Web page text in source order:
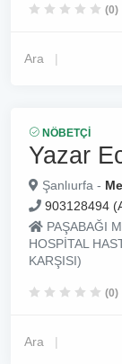
(0)
Ara
NÖBETÇI
Yazar
Şanlıurfa -
903128494
PAŞABAĞI
HOSPİTAL
KARŞISI)
(0)
Ara